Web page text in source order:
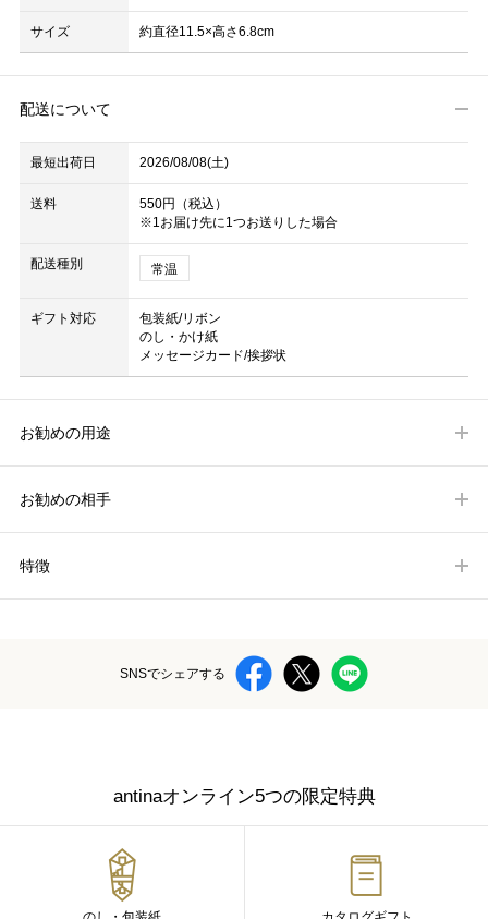
サイズ 約直径11.5×高さ6.8cm
配送について
最短出荷日 2026/08/08(土)
送料
550円（税込）
※1お届け先に1つお送りした場合
配送種別 常温
ギフト対応
包装紙/リボン
のし・かけ紙
メッセージカード/挨拶状
お勧めの用途
お勧めの相手
特徴
SNSでシェアする
antinaオンライン5つの限定特典